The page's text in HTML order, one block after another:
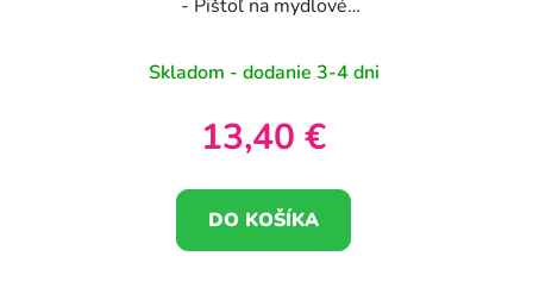
- Pištoľ na mydlové
Skladom - dodanie 3-4 dni
13,40 €
DO KOŠÍKA